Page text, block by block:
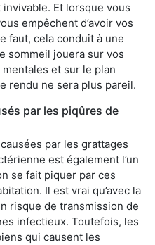
Et lorsque vous
empêchent d’avoir vos
faut, cela conduit à une
sommeil jouera sur vos
et sur le plan
rendu ne sera plus pareil.
par les piqûres de
par les grattages
est également l’un
se fait piquer par ces
Il est vrai qu’avec la
risque de transmission de
infectieux. Toutefois, les
qui causent les